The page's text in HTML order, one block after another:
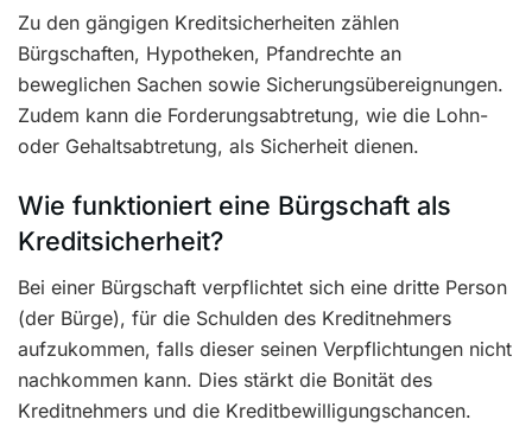
Zu den gängigen Kreditsicherheiten zählen
Bürgschaften, Hypotheken, Pfandrechte an
beweglichen Sachen sowie Sicherungsübereignungen.
Zudem kann die Forderungsabtretung, wie die Lohn-
oder Gehaltsabtretung, als Sicherheit dienen.
Wie funktioniert eine Bürgschaft als
Kreditsicherheit?
Bei einer Bürgschaft verpflichtet sich eine dritte Person
(der Bürge), für die Schulden des Kreditnehmers
aufzukommen, falls dieser seinen Verpflichtungen nicht
nachkommen kann. Dies stärkt die Bonität des
Kreditnehmers und die Kreditbewilligungschancen.